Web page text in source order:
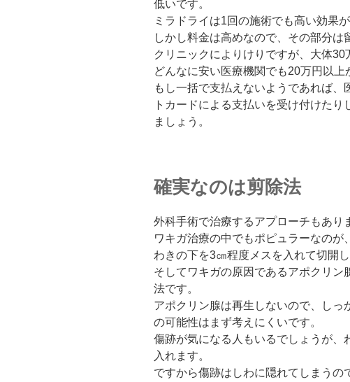
低いです。
ミラドライは1回の施術でも高い効果
しかし料金は高めなので、その部分は
クリニックによりけりですが、大体30
どんなに安い医療機関でも20万円以上
もし一括で支払えないようであれば、
トカードによる支払いを受け付けた
ましょう。
確実なのは剪除法
外科手術で治療するアプローチもあり
ワキガ治療の中でもポピュラーなのが
わきの下を3㎝程度メスを入れて切開し
そしてワキガの原因であるアポクリン
法です。
アポクリン腺は再生しないので、しっ
の可能性はまず考えにくいです。
傷跡が気になる人もいるでしょうが、
入れます。
ですから傷跡はしわに隠れてしまうの